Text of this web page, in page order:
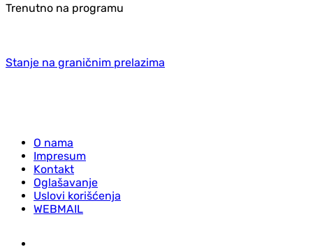
Trenutno na programu
Stanje na graničnim prelazima
O nama
Impresum
Kontakt
Oglašavanje
Uslovi korišćenja
WEBMAIL